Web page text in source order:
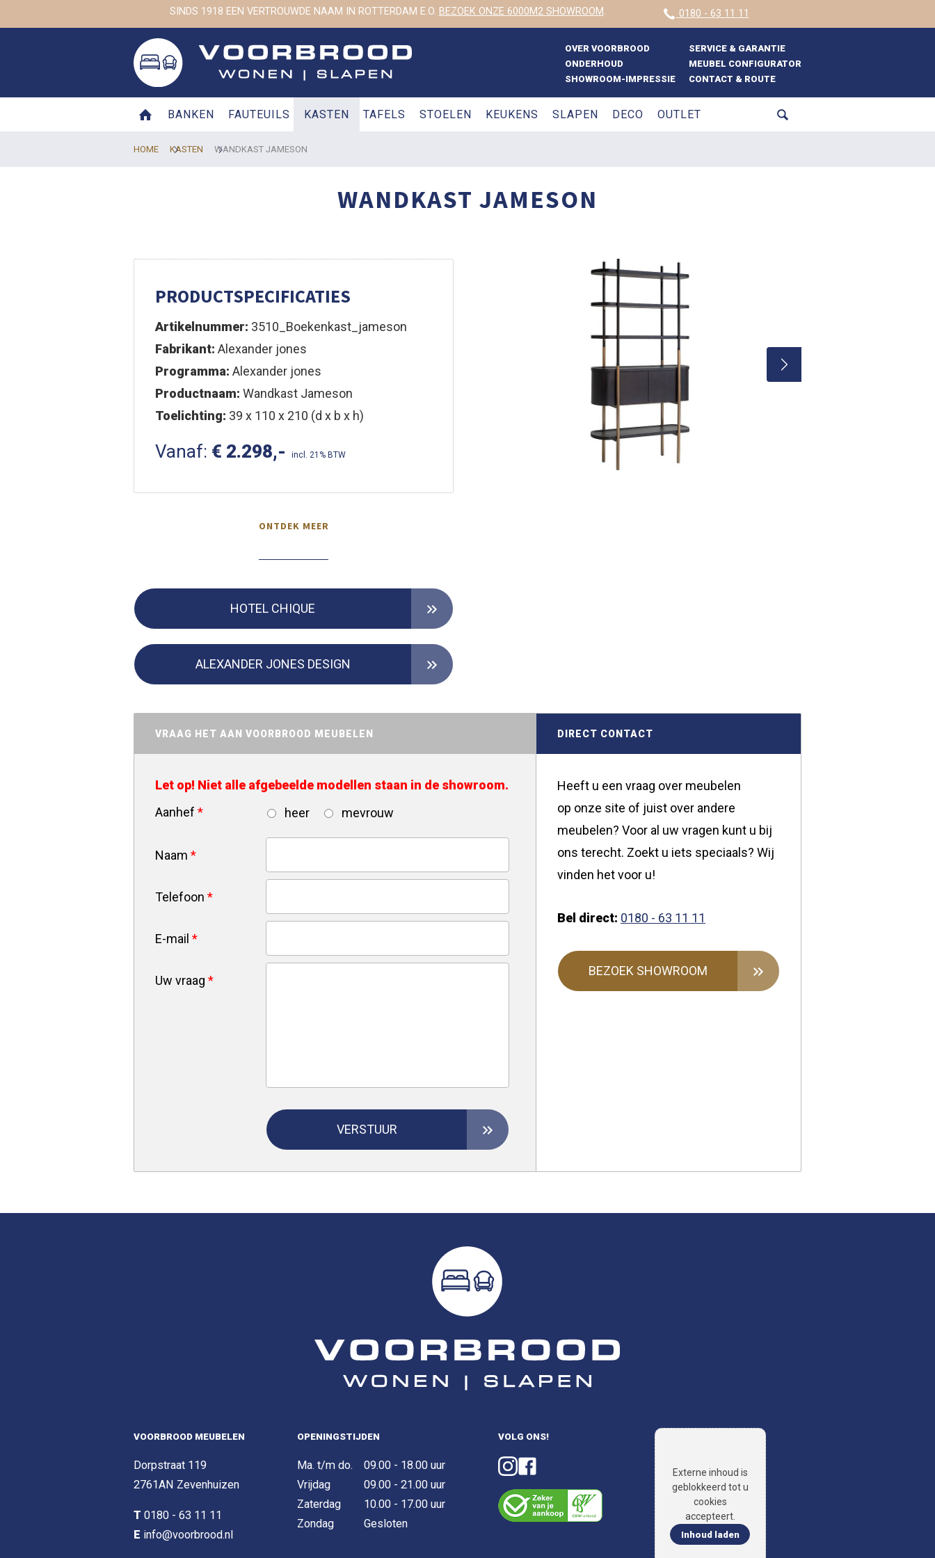
SINDS 1918 EEN VERTROUWDE NAAM IN ROTTERDAM E.O. BEZOEK ONZE 6000M2 SHOWROOM. 0180 - 63 11 11
OVER VOORBROOD
SERVICE & GARANTIE
ONDERHOUD
MEUBEL CONFIGURATOR
SHOWROOM-IMPRESSIE
CONTACT & ROUTE
BANKEN FAUTEUILS KASTEN TAFELS STOELEN KEUKENS SLAPEN DECO OUTLET
HOME KASTEN WANDKAST JAMESON
WANDKAST JAMESON
PRODUCTSPECIFICATIES
Artikelnummer: 3510_Boekenkast_jameson
Fabrikant: Alexander jones
Programma: Alexander jones
Productnaam: Wandkast Jameson
Toelichting: 39 x 110 x 210 (d x b x h)
Vanaf: € 2.298,- incl. 21% BTW
ONTDEK MEER
HOTEL CHIQUE
ALEXANDER JONES DESIGN
VRAAG HET AAN VOORBROOD MEUBELEN
Let op! Niet alle afgebeelde modellen staan in de showroom.
Aanhef * heer mevrouw
Naam *
Telefoon *
E-mail *
Uw vraag *
VERSTUUR
DIRECT CONTACT
Heeft u een vraag over meubelen
op onze site of juist over andere
meubelen? Voor al uw vragen kunt u bij
ons terecht. Zoekt u iets speciaals? Wij
vinden het voor u!
Bel direct: 0180 - 63 11 11
BEZOEK SHOWROOM
VOORBROOD MEUBELEN
Dorpstraat 119
2761AN Zevenhuizen
T 0180 - 63 11 11
E info@voorbrood.nl
OPENINGSTIJDEN
Ma. t/m do.
09.00 - 18.00 uur
Vrijdag
09.00 - 21.00 uur
Zaterdag
10.00 - 17.00 uur
Zondag
Gesloten
VOLG ONS!
Externe inhoud is
geblokkeerd tot u
cookies
accepteert.
Inhoud laden